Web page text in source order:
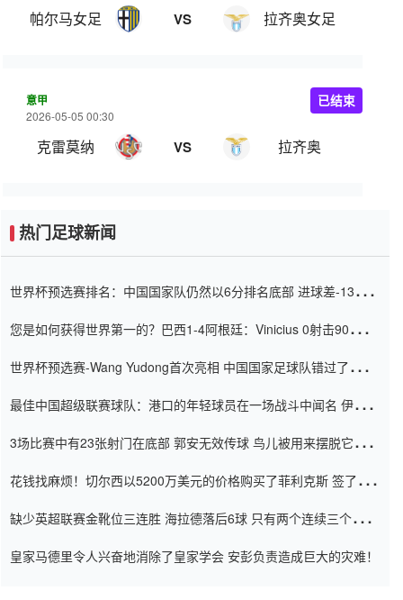
帕尔马女足 VS 拉齐奥女足
意甲
2026-05-05 00:30
克雷莫纳 VS 拉齐奥
已结束
热门足球新闻
世界杯预选赛排名：中国国家队仍然以6分排名底部 进球差-13令人
您是如何获得世界第一的？巴西1-4阿根廷：Vinicius 0射击90分钟
世界杯预选赛-Wang Yudong首次亮相 中国国家足球队错过了世界
最佳中国超级联赛球队：港口的年轻球员在一场战斗中闻名 伊万放
3场比赛中有23张射门在底部 郭安无效传球 鸟儿被用来摆脱它
花钱找麻烦！切尔西以5200万美元的价格购买了菲利克斯 签了7年
缺少英超联赛金靴位三连胜 海拉德落后6球 只有两个连续三个连续
皇家马德里令人兴奋地消除了皇家学会 安彭负责造成巨大的灾难！